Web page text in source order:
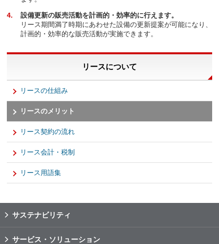
4
設備更新の販売活動を計画的・効率的に行えます。
リース期間満了時期にあわせた設備の更新提案が可能になり、
計画的・効率的な販売活動が実施できます。
リースについて
リースの仕組み
リースのメリット
リース契約の流れ
リース会計・税制
リース用語集
サステナビリティ
サービス・ソリューション